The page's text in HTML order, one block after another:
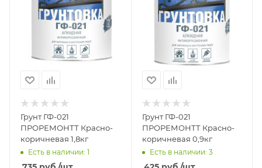
Грунт ГФ-021
ПРОРЕМОНТТ Красно-
коричневая 1,8кг
Есть в наличии: 1
Грунт ГФ-021
ПРОРЕМОНТТ Красно-
коричневая 0,9кг
Есть в наличии: 3